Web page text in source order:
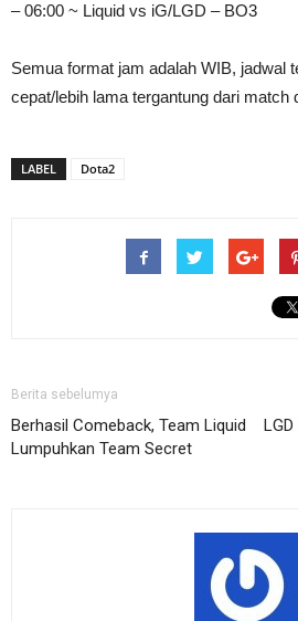
– 06:00 ~ Liquid vs iG/LGD – BO3
Semua format jam adalah WIB, jadwal
cepat/lebih lama tergantung dari match
LABEL Dota2
Berita sebelumya
Berhasil Comeback, Team Liquid
Lumpuhkan Team Secret